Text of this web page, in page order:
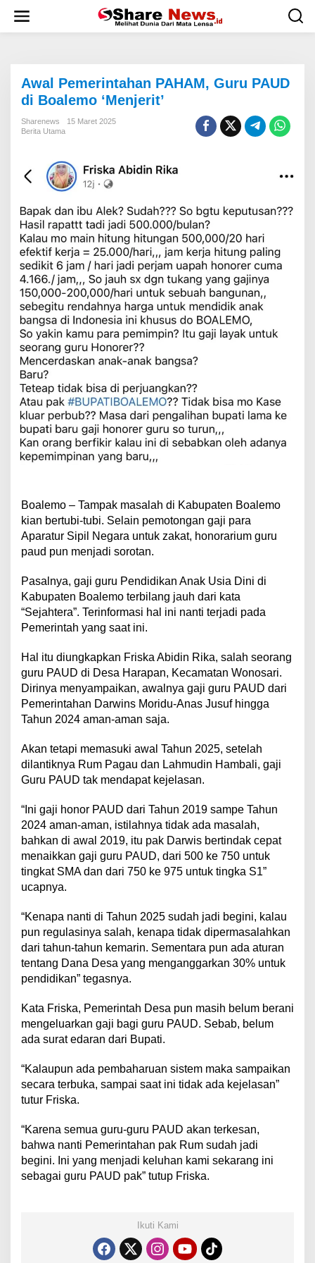
w
Awal Pemerintahan PAHAM, Guru PAUD
di Boalemo ‘Menjerit’
Sharenews
15 Maret 2025
Berita Utama
Boalemo – Tampak masalah di Kabupaten Boalemo
kian bertubi-tubi. Selain pemotongan gaji para
Aparatur Sipil Negara untuk zakat, honorarium guru
paud pun menjadi sorotan.
Pasalnya, gaji guru Pendidikan Anak Usia Dini di
Kabupaten Boalemo terbilang jauh dari kata
“Sejahtera”. Terinformasi hal ini nanti terjadi pada
Pemerintah yang saat ini.
Hal itu diungkapkan Friska Abidin Rika, salah seorang
guru PAUD di Desa Harapan, Kecamatan Wonosari.
Dirinya menyampaikan, awalnya gaji guru PAUD dari
Pemerintahan Darwins Moridu-Anas Jusuf hingga
Tahun 2024 aman-aman saja.
Akan tetapi memasuki awal Tahun 2025, setelah
dilantiknya Rum Pagau dan Lahmudin Hambali, gaji
Guru PAUD tak mendapat kejelasan.
“Ini gaji honor PAUD dari Tahun 2019 sampe Tahun
2024 aman-aman, istilahnya tidak ada masalah,
bahkan di awal 2019, itu pak Darwis bertindak cepat
menaikkan gaji guru PAUD, dari 500 ke 750 untuk
tingkat SMA dan dari 750 ke 975 untuk tingka S1”
ucapnya.
“Kenapa nanti di Tahun 2025 sudah jadi begini, kalau
pun regulasinya salah, kenapa tidak dipermasalahkan
dari tahun-tahun kemarin. Sementara pun ada aturan
tentang Dana Desa yang menganggarkan 30% untuk
pendidikan” tegasnya.
Kata Friska, Pemerintah Desa pun masih belum berani
mengeluarkan gaji bagi guru PAUD. Sebab, belum
ada surat edaran dari Bupati.
“Kalaupun ada pembaharuan sistem maka sampaikan
secara terbuka, sampai saat ini tidak ada kejelasan”
tutur Friska.
“Karena semua guru-guru PAUD akan terkesan,
bahwa nanti Pemerintahan pak Rum sudah jadi
begini. Ini yang menjadi keluhan kami sekarang ini
sebagai guru PAUD pak” tutup Friska.
Ikuti Kami